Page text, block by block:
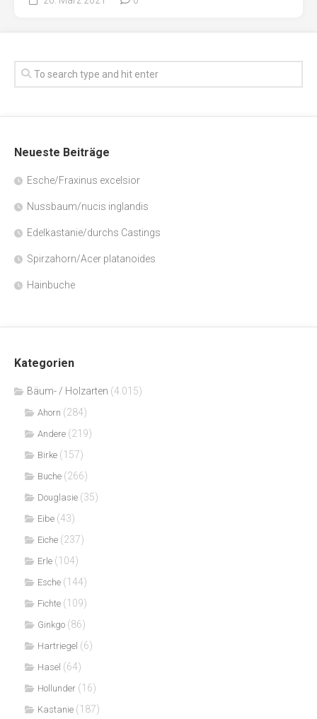
Neueste Beiträge
Esche/Fraxinus excelsior
Nussbaum/nucis inglandis
Edelkastanie/durchs Castings
Spirzahorn/Acer platanoides
Hainbuche
Kategorien
Bäum- / Holzarten (4.015)
Ahorn (284)
Andere (219)
Birke (157)
Buche (266)
Douglasie (35)
Eibe (43)
Eiche (237)
Erle (104)
Esche (144)
Fichte (109)
Ginkgo (86)
Hartriegel (6)
Hasel (64)
Hollunder (16)
Kastanie (187)